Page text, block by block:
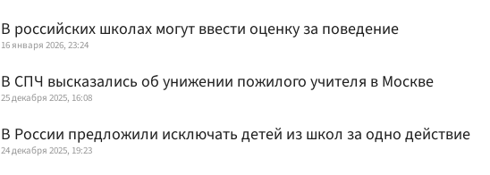
В российских школах могут ввести оценку за поведение
16 января 2026, 23:24
В СПЧ высказались об унижении пожилого учителя в Москве
25 декабря 2025, 16:08
В России предложили исключать детей из школ за одно действие
24 декабря 2025, 19:23